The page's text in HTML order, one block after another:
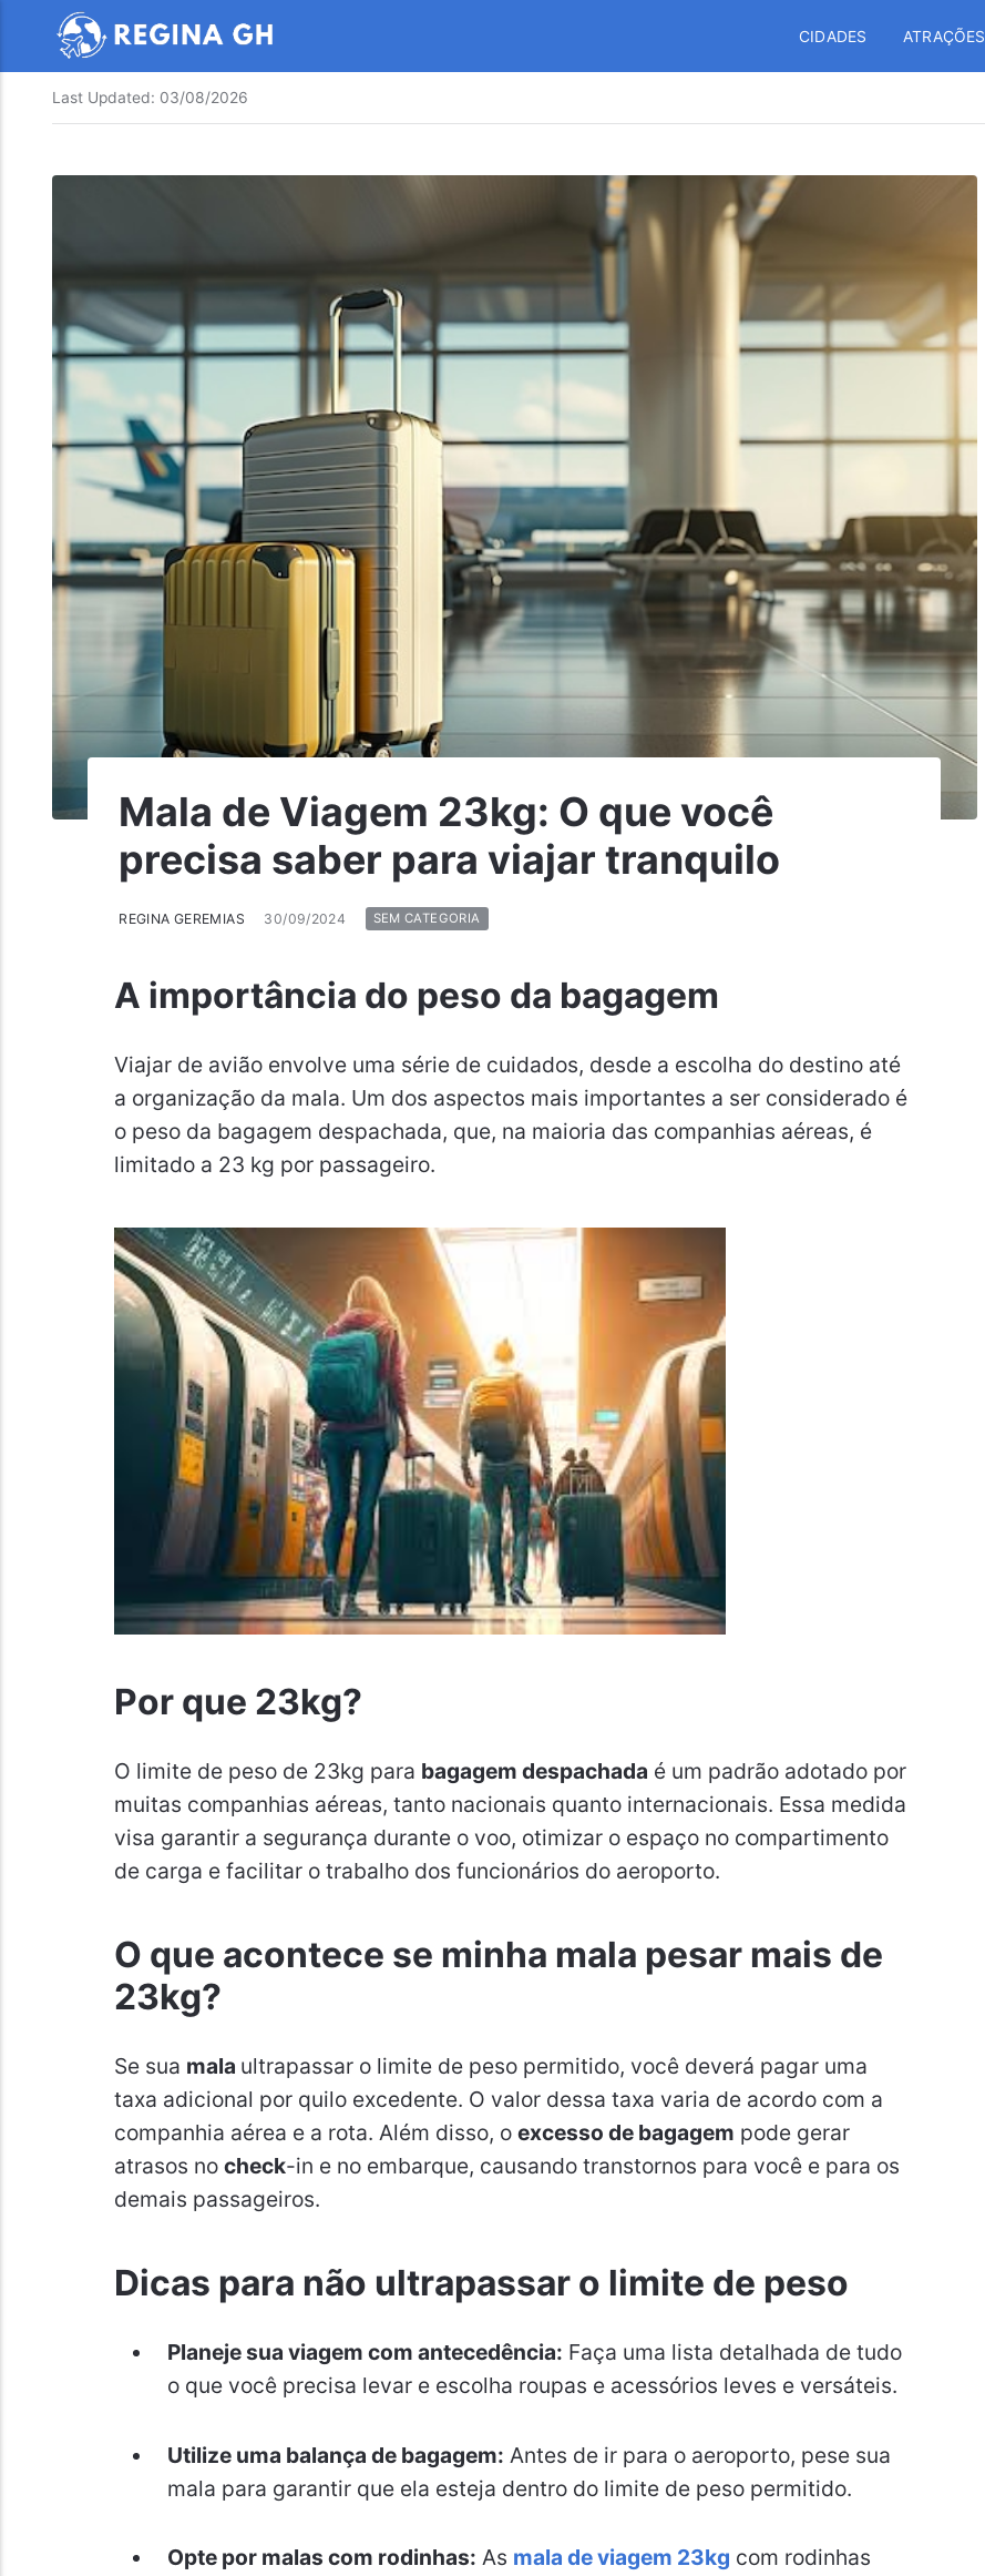
CIDADES ATRAÇÕES
Last Updated: 03/08/2026
Mala de Viagem 23kg: O que você
precisa saber para viajar tranquilo
REGINA GEREMIAS 30/09/2024 SEM CATEGORIA
A importância do peso da bagagem
Viajar de avião envolve uma série de cuidados, desde a escolha do destino até
a organização da mala. Um dos aspectos mais importantes a ser considerado é
o peso da bagagem despachada, que, na maioria das companhias aéreas, é
limitado a 23 kg por passageiro.
Por que 23kg?
O limite de peso de 23kg para bagagem despachada é um padrão adotado por
muitas companhias aéreas, tanto nacionais quanto internacionais. Essa medida
visa garantir a segurança durante o voo, otimizar o espaço no compartimento
de carga e facilitar o trabalho dos funcionários do aeroporto.
O que acontece se minha mala pesar mais de
23kg?
Se sua mala ultrapassar o limite de peso permitido, você deverá pagar uma
taxa adicional por quilo excedente. O valor dessa taxa varia de acordo com a
companhia aérea e a rota. Além disso, o excesso de bagagem pode gerar
atrasos no check-in e no embarque, causando transtornos para você e para os
demais passageiros.
Dicas para não ultrapassar o limite de peso
Planeje sua viagem com antecedência: Faça uma lista detalhada de tudo
o que você precisa levar e escolha roupas e acessórios leves e versáteis.
Utilize uma balança de bagagem: Antes de ir para o aeroporto, pese sua
mala para garantir que ela esteja dentro do limite de peso permitido.
Opte por malas com rodinhas: As mala de viagem 23kg com rodinhas